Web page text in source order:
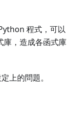
程式，可以
，造成各函式庫
上的問題。